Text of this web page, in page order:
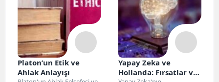
Platon’un Etik ve
Ahlak Anlayışı
Yapay Zeka ve
Hollanda: Fırsatlar ve